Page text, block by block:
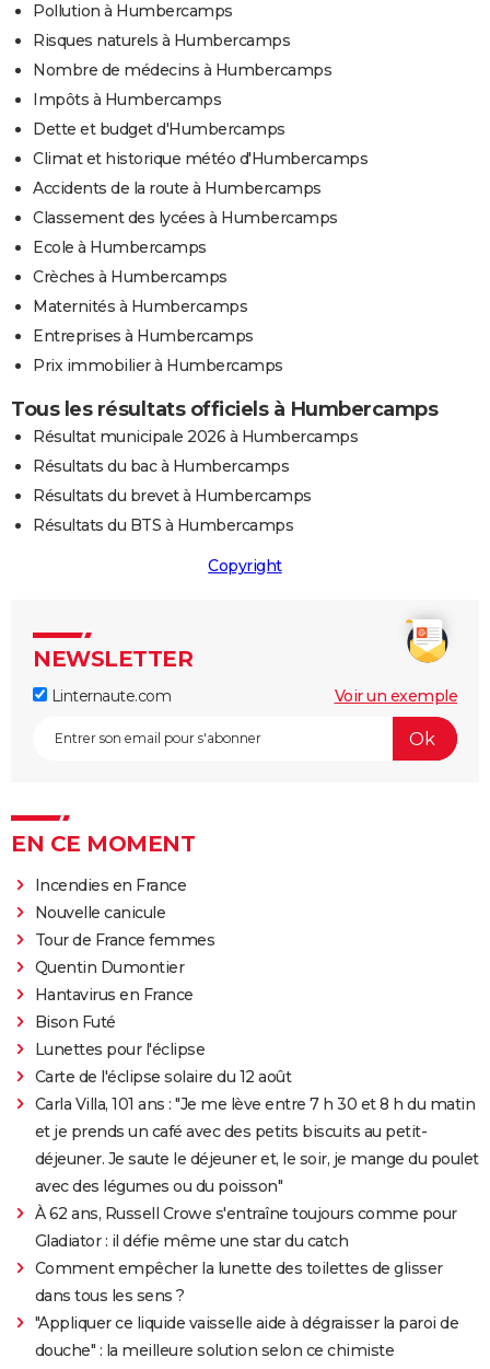
Pollution à Humbercamps
Risques naturels à Humbercamps
Nombre de médecins à Humbercamps
Impôts à Humbercamps
Dette et budget d'Humbercamps
Climat et historique météo d'Humbercamps
Accidents de la route à Humbercamps
Classement des lycées à Humbercamps
Ecole à Humbercamps
Crèches à Humbercamps
Maternités à Humbercamps
Entreprises à Humbercamps
Prix immobilier à Humbercamps
Tous les résultats officiels à Humbercamps
Résultat municipale 2026 à Humbercamps
Résultats du bac à Humbercamps
Résultats du brevet à Humbercamps
Résultats du BTS à Humbercamps
Copyright
NEWSLETTER
Linternaute.com Voir un exemple
EN CE MOMENT
Incendies en France
Nouvelle canicule
Tour de France femmes
Quentin Dumontier
Hantavirus en France
Bison Futé
Lunettes pour l'éclipse
Carte de l'éclipse solaire du 12 août
Carla Villa, 101 ans : "Je me lève entre 7 h 30 et 8 h du matin
et je prends un café avec des petits biscuits au petit-
déjeuner. Je saute le déjeuner et, le soir, je mange du poulet
avec des légumes ou du poisson"
À 62 ans, Russell Crowe s'entraîne toujours comme pour
Gladiator : il défie même une star du catch
Comment empêcher la lunette des toilettes de glisser
dans tous les sens ?
"Appliquer ce liquide vaisselle aide à dégraisser la paroi de
douche" : la meilleure solution selon ce chimiste